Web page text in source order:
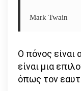
Mark Twain
Ο πόνος
είναι μια
όπως τον